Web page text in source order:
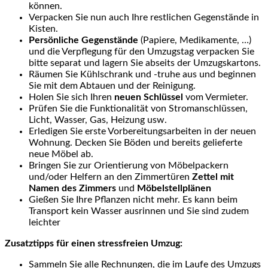
können.
Verpacken Sie nun auch Ihre restlichen Gegenstände in
Kisten.
Persönliche Gegenstände (Papiere, Medikamente, …)
und die Verpflegung für den Umzugstag verpacken Sie
bitte separat und lagern Sie abseits der Umzugskartons.
Räumen Sie Kühlschrank und -truhe aus und beginnen
Sie mit dem Abtauen und der Reinigung.
Holen Sie sich Ihren neuen Schlüssel vom Vermieter.
Prüfen Sie die Funktionalität von Stromanschlüssen,
Licht, Wasser, Gas, Heizung usw.
Erledigen Sie erste Vorbereitungsarbeiten in der neuen
Wohnung. Decken Sie Böden und bereits gelieferte
neue Möbel ab.
Bringen Sie zur Orientierung von Möbelpackern
und/oder Helfern an den Zimmertüren Zettel mit
Namen des Zimmers und Möbelstellplänen
Gießen Sie Ihre Pflanzen nicht mehr. Es kann beim
Transport kein Wasser ausrinnen und Sie sind zudem
leichter
Zusatztipps für einen stressfreien Umzug:
Sammeln Sie alle Rechnungen, die im Laufe des Umzugs